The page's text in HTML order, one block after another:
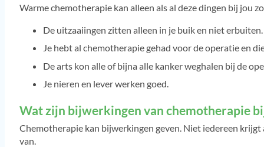
Warme chemotherapie kan alleen als al deze dingen bij jou
De uitzaaiingen zitten alleen in je buik en niet erbuiten.
Je hebt al chemotherapie gehad voor de operatie en
De arts kon alle of bijna alle kanker weghalen bij de
Je nieren en lever werken goed.
Wat zijn bijwerkingen van chemotherapie
Chemotherapie kan bijwerkingen geven. Niet iedereen
van.